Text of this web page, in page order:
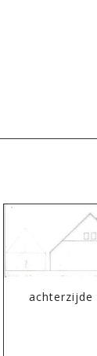
achterzijde